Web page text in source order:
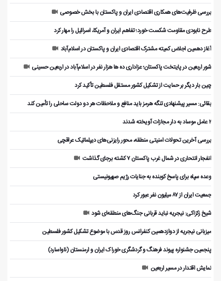
بررسی ظرفیت‌های همکاری اقتصادی ایران و پاکستان با بخش خصوصی
طرح نابودی مقاومت شکست خورد؛ تفاهم ایران و آمریکا، اسرائیل را مهار کرد
آغاز دهمین اجلاس کمیته مشترک اقتصادی ایران و پاکستان در اسلام‌آباد
شور اربعین در پایتخت پاکستان؛ عزاداری ده ها هزار نفر در اسلام‌آباد در اربعین حسینی
چین بار دیگر بر حمایت از تشکیل کشور مستقل فلسطین تأکید کرد
بقائی: مسیر پیشنهادی تنگه هرمز باید منافع و ملاحظات هر دو دولت ساحلی را تأمین کند
۲ عامل موساد به دار مجازات آویخته شدند
بررسی آخرین تحولات امنیتی منطقه، محور رایزنی‌های دیپلماتیک عراقچی
انفجار انتحاری در شمال غرب پاکستان ۷ کشته برجای گذاشت
وعده سپاه برای پاسخ کوبنده به جنایات رژیم صهیونیستی
جمعیت ایران از ۸۷ میلیون نفر عبور کرد
شیخ زکزاکی: نیجریه نباید قربانی جنگ‌های منطقه‌ای شود
میزبانی نیجریه از دوازدهمین کنفرانس روز قدس با موضوع تشکیل کشور فلسطین
پنجمین جشنواره پیوند فرهنگ و گردشگر‌ی خوراک ایران و ارمنستان (ناواسارد)
نمایش اقتدار در مسیر اربعین